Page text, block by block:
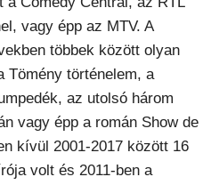
vagy épp az MTV. A
többek között olyan
Tömény történelem, a
az utolsó három
vagy épp a román Show de
kívül 2001-2017 között 16
volt és 2011-ben a